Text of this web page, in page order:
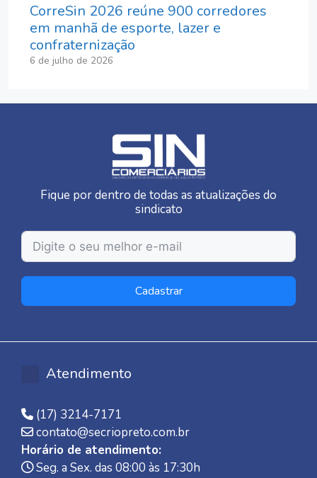
CorreSin 2026 reúne 900 corredores
em manhã de esporte, lazer e
confraternização
6 de julho de 2026
Fique por dentro de todas as atualizações do
sindicato
Cadastrar
Atendimento
(17) 3214-7171
contato@secriopreto.com.br
Horário de atendimento:
Seg. a Sex. das 08:00 às 17:30h